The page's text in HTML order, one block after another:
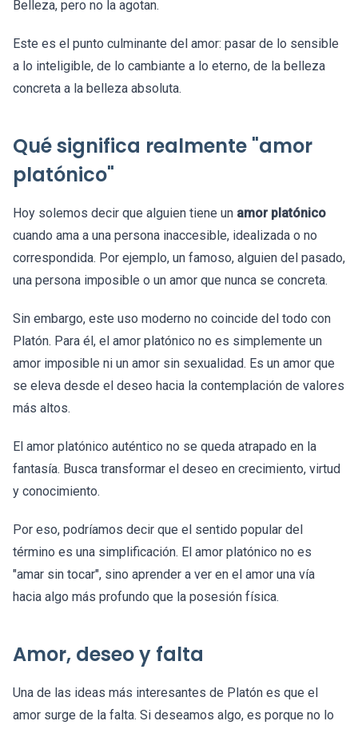
Belleza, pero no la agotan.
Este es el punto culminante del amor: pasar de lo sensible
a lo inteligible, de lo cambiante a lo eterno, de la belleza
concreta a la belleza absoluta.
Qué significa realmente "amor
platónico"
Hoy solemos decir que alguien tiene un amor platónico
cuando ama a una persona inaccesible, idealizada o no
correspondida. Por ejemplo, un famoso, alguien del pasado,
una persona imposible o un amor que nunca se concreta.
Sin embargo, este uso moderno no coincide del todo con
Platón. Para él, el amor platónico no es simplemente un
amor imposible ni un amor sin sexualidad. Es un amor que
se eleva desde el deseo hacia la contemplación de valores
más altos.
El amor platónico auténtico no se queda atrapado en la
fantasía. Busca transformar el deseo en crecimiento, virtud
y conocimiento.
Por eso, podríamos decir que el sentido popular del
término es una simplificación. El amor platónico no es
"amar sin tocar", sino aprender a ver en el amor una vía
hacia algo más profundo que la posesión física.
Amor, deseo y falta
Una de las ideas más interesantes de Platón es que el
amor surge de la falta. Si deseamos algo, es porque no lo